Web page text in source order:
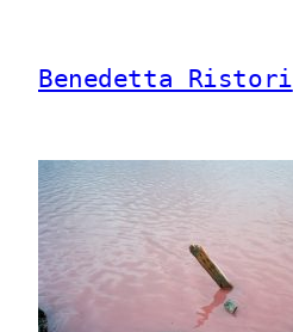
contenuto
Benedetta Ristori